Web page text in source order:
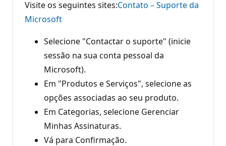
Visite os seguintes sites:Contato – Suporte da
Microsoft
Selecione "Contactar o suporte" (inicie
sessão na sua conta pessoal da
Microsoft).
Em "Produtos e Serviços", selecione as
opções associadas ao seu produto.
Em Categorias, selecione Gerenciar
Minhas Assinaturas.
Vá para Confirmação.